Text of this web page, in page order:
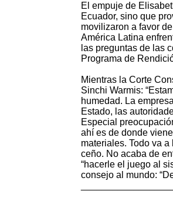
El empuje de
Ecuador, sino que
movilizaron a favor
América Latina
las preguntas de las
Programa de
Mientras la Corte
Sinchi Warmis:
humedad. La
Estado, las
Especial
ahí es de donde
materiales. Todo va
ceño. No acaba de
“hacerle el juego al
consejo al mundo: